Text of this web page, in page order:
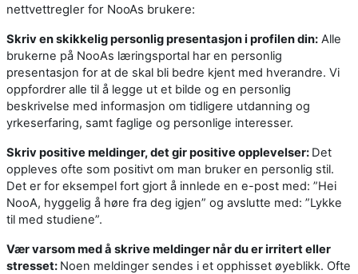
nettvettregler for NooAs brukere:
Skriv en skikkelig personlig presentasjon i profilen din: Alle
brukerne på NooAs læringsportal har en personlig
presentasjon for at de skal bli bedre kjent med hverandre. Vi
oppfordrer alle til å legge ut et bilde og en personlig
beskrivelse med informasjon om tidligere utdanning og
yrkeserfaring, samt faglige og personlige interesser.
Skriv positive meldinger, det gir positive opplevelser: Det
oppleves ofte som positivt om man bruker en personlig stil.
Det er for eksempel fort gjort å innlede en e-post med: ”Hei
NooA, hyggelig å høre fra deg igjen” og avslutte med: ”Lykke
til med studiene”.
Vær varsom med å skrive meldinger når du er irritert eller
stresset: Noen meldinger sendes i et opphisset øyeblikk. Ofte